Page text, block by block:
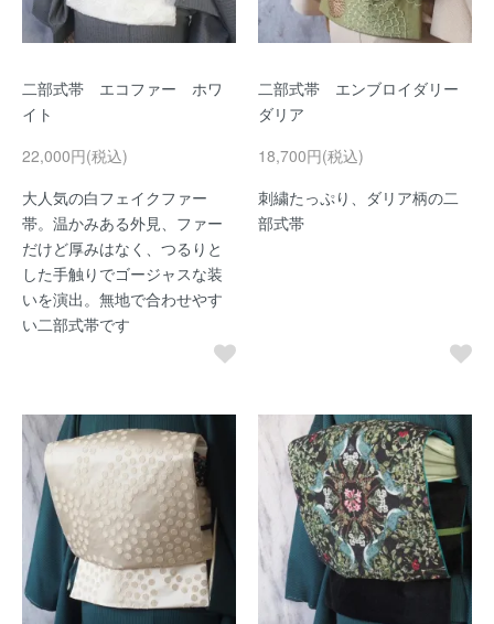
二部式帯 エコファー ホワ
イト
22,000円(税込)
大人気の白フェイクファー
帯。温かみある外見、ファー
だけど厚みはなく、つるりと
した手触りでゴージャスな装
いを演出。無地で合わせやす
い二部式帯です
二部式帯 エンブロイダリー
ダリア
18,700円(税込)
刺繍たっぷり、ダリア柄の二
部式帯